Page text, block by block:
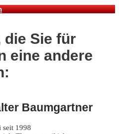
die Sie für
eine andere
Baumgartner
seit 1998